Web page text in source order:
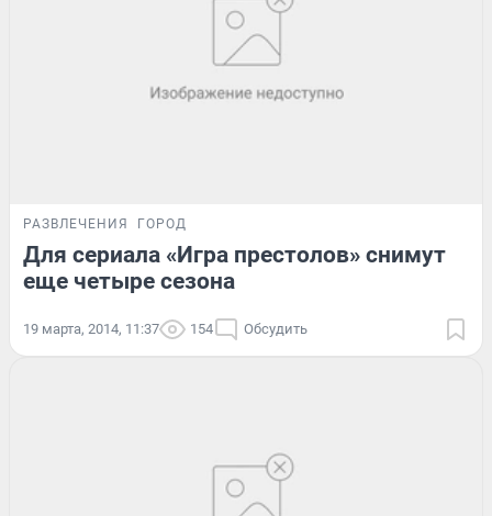
РАЗВЛЕЧЕНИЯ ГОРОД
Для сериала «Игра престолов» снимут
еще четыре сезона
19 марта, 2014, 11:37 154 Обсудить